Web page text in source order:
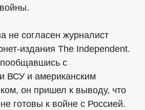
не согласен журналист
издания The Independent.
пообщавшись с
ВСУ и американским
он пришел к выводу, что
готовы к войне с Россией.